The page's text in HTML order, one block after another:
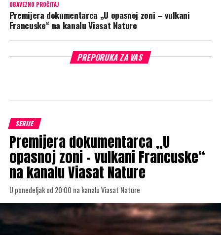
OBAVEZNO PROČITAJ
Premijera dokumentarca „U opasnoj zoni – vulkani
Francuske“ na kanalu Viasat Nature
PREPORUKA ZA VAS
SERIJE
Premijera dokumentarca „U
opasnoj zoni – vulkani Francuske“
na kanalu Viasat Nature
U ponedeljak od 20:00 na kanalu Viasat Nature